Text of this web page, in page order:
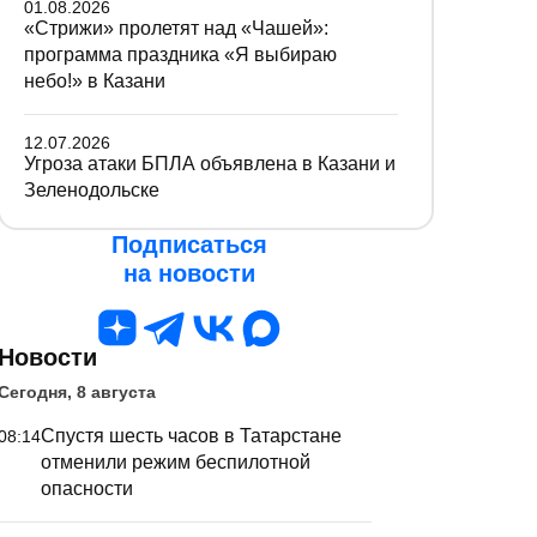
01.08.2026
«Стрижи» пролетят над «Чашей»:
программа праздника «Я выбираю
небо!» в Казани
12.07.2026
Угроза атаки БПЛА объявлена в Казани и
Зеленодольске
Подписаться
на новости
8 августа
Спустя шесть часов в Татарстане
отменили режим беспилотной
опасности